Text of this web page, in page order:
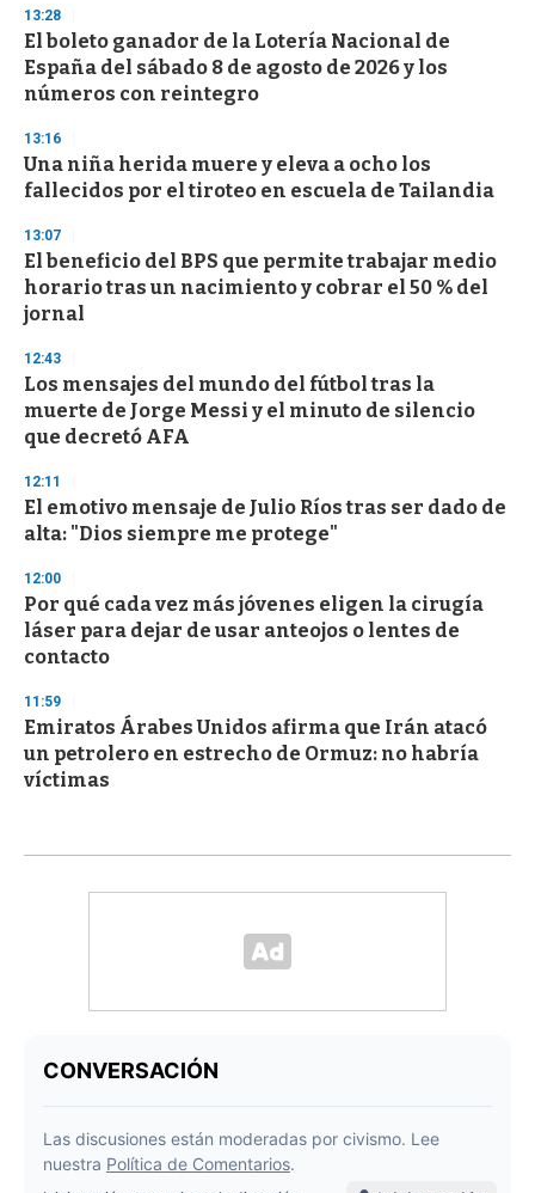
s
e
c
o
n
13:28
El boleto ganador de la Lotería Nacional de
España del sábado 8 de agosto de 2026 y los
números con reintegro
13:16
Una niña herida muere y eleva a ocho los
fallecidos por el tiroteo en escuela de Tailandia
13:07
El beneficio del BPS que permite trabajar medio
horario tras un nacimiento y cobrar el 50 % del
jornal
12:43
Los mensajes del mundo del fútbol tras la
muerte de Jorge Messi y el minuto de silencio
que decretó AFA
12:11
El emotivo mensaje de Julio Ríos tras ser dado de
alta: "Dios siempre me protege"
12:00
Por qué cada vez más jóvenes eligen la cirugía
láser para dejar de usar anteojos o lentes de
contacto
11:59
Emiratos Árabes Unidos afirma que Irán atacó
un petrolero en estrecho de Ormuz: no habría
víctimas